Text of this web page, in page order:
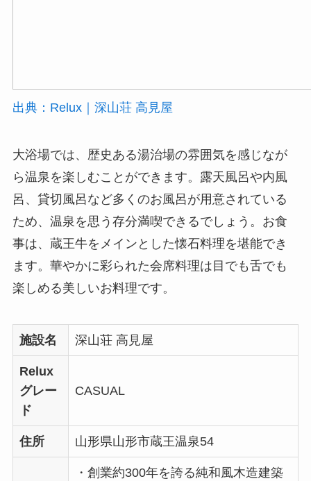
出典：Relux｜深山荘 高見屋
大浴場では、歴史ある湯治場の雰囲気を感じなが
ら温泉を楽しむことができます。露天風呂や内風
呂、貸切風呂など多くのお風呂が用意されている
ため、温泉を思う存分満喫できるでしょう。お食
事は、蔵王牛をメインとした懐石料理を堪能でき
ます。華やかに彩られた会席料理は目でも舌でも
楽しめる美しいお料理です。
施設名 深山荘 高見屋
Relux
グレー
ド
CASUAL
住所 山形県山形市蔵王温泉54
・創業約300年を誇る純和風木造建築